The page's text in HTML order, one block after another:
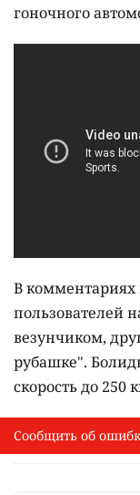
гоночного
В комментариях
пользователей
везунчиком,
рубашке".
скорость до 250
I
Сообщить об
Выделите
Сообщить об